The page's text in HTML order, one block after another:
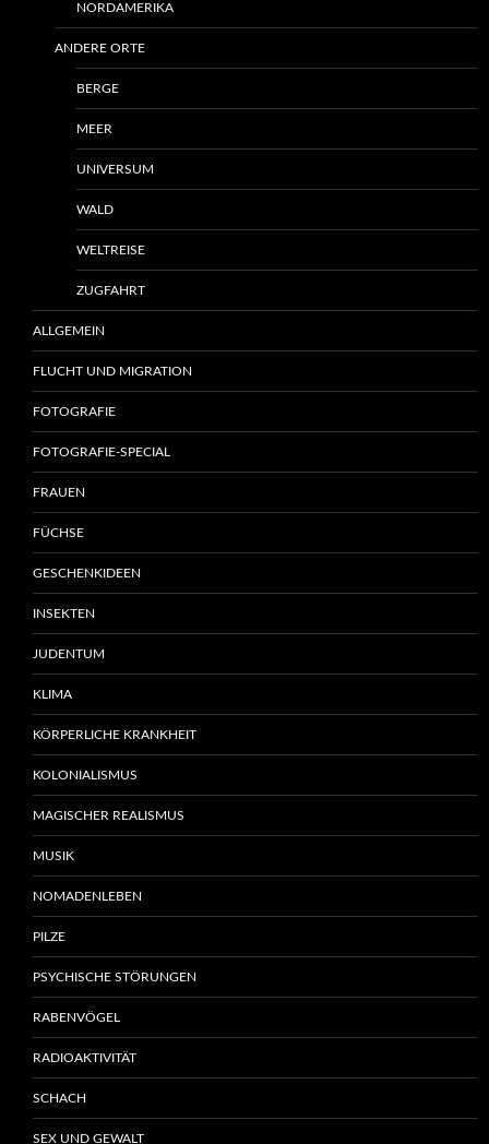
NORDAMERIKA
ANDERE ORTE
BERGE
MEER
UNIVERSUM
WALD
WELTREISE
ZUGFAHRT
ALLGEMEIN
FLUCHT UND MIGRATION
FOTOGRAFIE
FOTOGRAFIE-SPECIAL
FRAUEN
FÜCHSE
GESCHENKIDEEN
INSEKTEN
JUDENTUM
KLIMA
KÖRPERLICHE KRANKHEIT
KOLONIALISMUS
MAGISCHER REALISMUS
MUSIK
NOMADENLEBEN
PILZE
PSYCHISCHE STÖRUNGEN
RABENVÖGEL
RADIOAKTIVITÄT
SCHACH
SEX UND GEWALT